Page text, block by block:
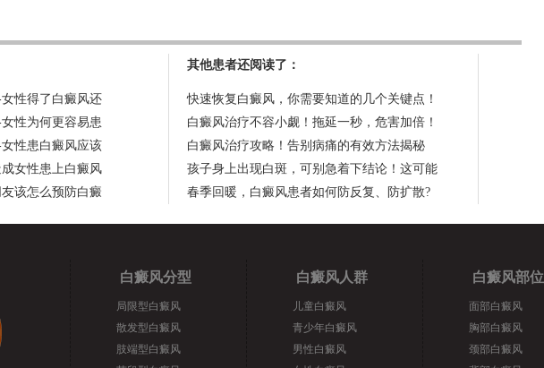
性得了白癜风还
性为何更容易患
性患白癜风应该
女性患上白癜风
该怎么预防白癜
其他患者还阅读了：
快速恢复白癜风，你需要知道的几个关键点！
白癜风治疗不容小觑！拖延一秒，危害加倍！
白癜风治疗攻略！告别病痛的有效方法揭秘
孩子身上出现白斑，可别急着下结论！这可能
春季回暖，白癜风患者如何防反复、防扩散?
白癜风分型
局限型白癜风
散发型白癜风
肢端型白癜风
白癜风人群
儿童白癜风
青少年白癜风
男性白癜风
白癜风部位
面部白癜风
胸部白癜风
颈部白癜风